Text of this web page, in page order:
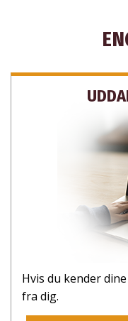
TILMELD DIG
OG
Hvis du kender
fra dig.